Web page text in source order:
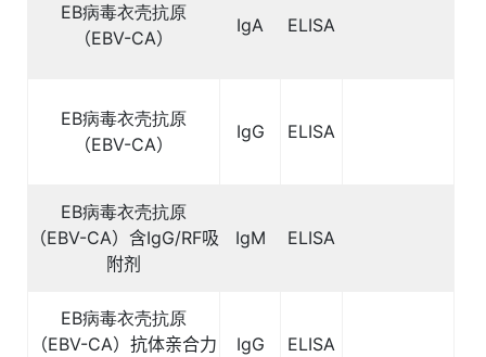
EB病毒衣壳抗原
（EBV-CA）
IgA ELISA
EB病毒衣壳抗原
（EBV-CA）
IgG ELISA
EB病毒衣壳抗原
（EBV-CA）含IgG/RF吸
附剂
IgM ELISA
EB病毒衣壳抗原
（EBV-CA）抗体亲合力
IgG ELISA